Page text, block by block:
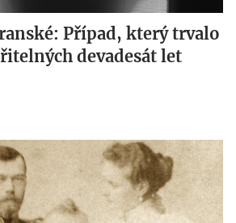
Případ, který trvalo
devadesát let